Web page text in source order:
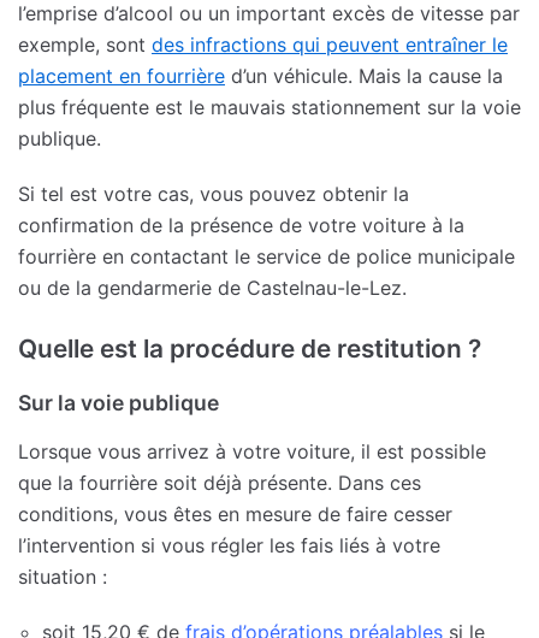
l’emprise d’alcool ou un important excès de vitesse par
exemple, sont des infractions qui peuvent entraîner le
placement en fourrière d’un véhicule. Mais la cause la
plus fréquente est le mauvais stationnement sur la voie
publique.
Si tel est votre cas, vous pouvez obtenir la
confirmation de la présence de votre voiture à la
fourrière en contactant le service de police municipale
ou de la gendarmerie de Castelnau-le-Lez.
Quelle est la procédure de restitution ?
Sur la voie publique
Lorsque vous arrivez à votre voiture, il est possible
que la fourrière soit déjà présente. Dans ces
conditions, vous êtes en mesure de faire cesser
l’intervention si vous régler les fais liés à votre
situation :
soit 15,20 € de frais d’opérations préalables si le